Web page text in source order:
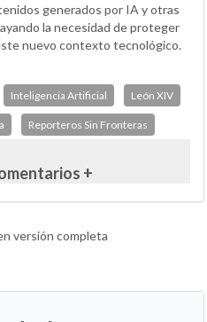
generados por IA y otras
la necesidad de proteger
nuevo contexto tecnológico.
Inteligencia Artificial León XIV
Reporteros Sin Fronteras
+
versión completa